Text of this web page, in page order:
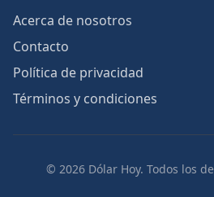
Acerca de nosotros
Contacto
Política de privacidad
Términos y condiciones
© 2026 Dólar Hoy. Todos los